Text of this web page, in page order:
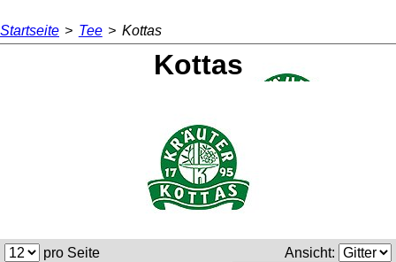
Startseite > Tee > Kottas
Kottas
pro Seite
Ansicht: